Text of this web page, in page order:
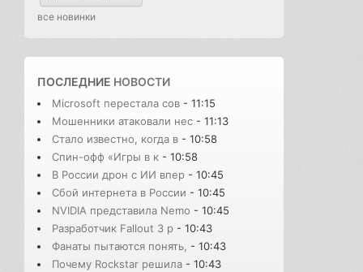
все новинки
ПОСЛЕДНИЕ НОВОСТИ
Microsoft перестала сов - 11:15
Мошенники атаковали нес - 11:13
Стало известно, когда в - 10:58
Спин-офф «Игры в к - 10:58
В России дрон с ИИ впер - 10:45
Сбой интернета в России - 10:45
NVIDIA представила Nemo - 10:45
Разработчик Fallout 3 р - 10:43
Фанаты пытаются понять, - 10:43
Почему Rockstar решила - 10:43